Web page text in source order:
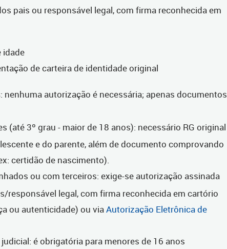
pais ou responsável legal, com firma reconhecida em
idade
de carteira de identidade original
nenhuma autorização é necessária; apenas documentos
(até 3º grau - maior de 18 anos): necessário RG original
e do parente, além de documento comprovando
certidão de nascimento).
ou com terceiros: exige-se autorização assinada
responsável legal, com firma reconhecida em cartório
ou autenticidade) ou viaAutorização Eletrônica de
é obrigatória para menores de 16 anos